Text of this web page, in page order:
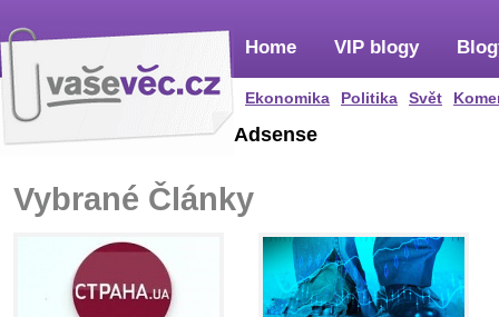
Home
Ekonomika Politika Svět
VIP blogy
Adsense
Vybrané Články